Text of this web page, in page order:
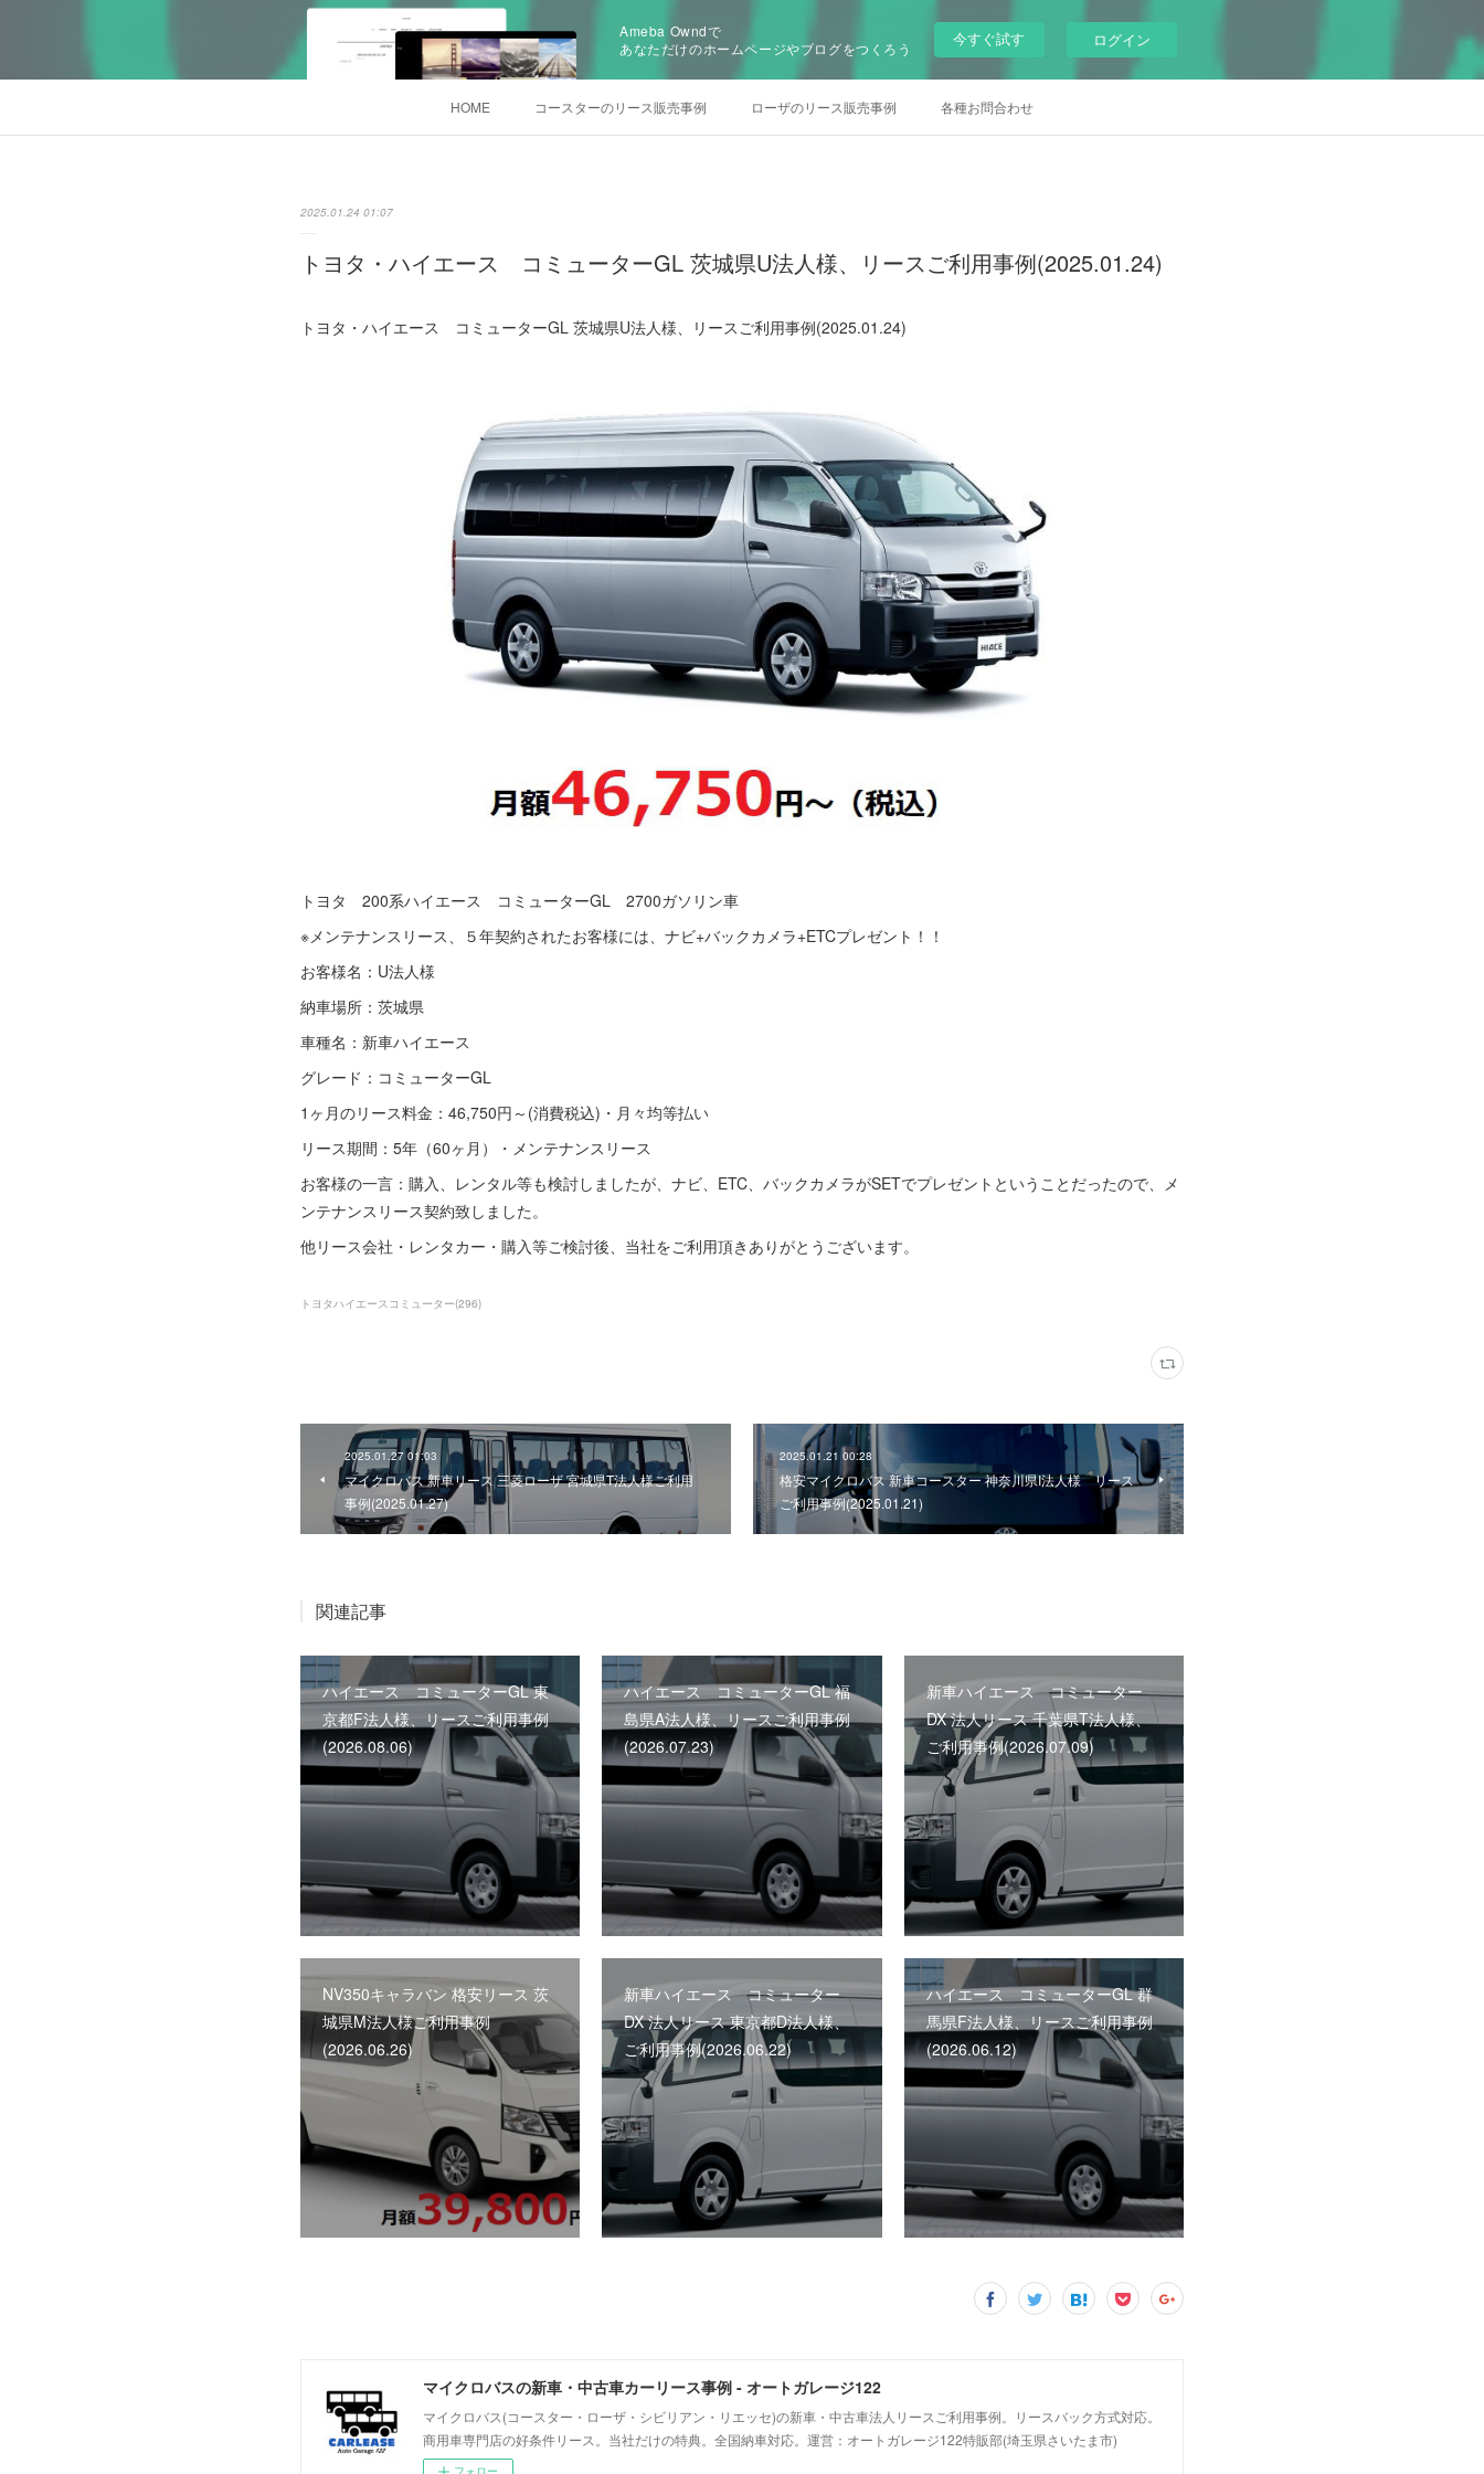
Ameba Owndで
あなただけのホームページやブログをつくろう
今すぐ試す ログイン
HOME コースターのリース販売事例 ローザのリース販売事例 各種お問合わせ
2025.01.24 01:07
トヨタ・ハイエース コミューターGL 茨城県U法人様、リースご利用事例(2025.01.24)
トヨタ・ハイエース コミューターGL 茨城県U法人様、リースご利用事例(2025.01.24)
トヨタ 200系ハイエース コミューターGL 2700ガソリン車
※メンテナンスリース、５年契約されたお客様には、ナビ+バックカメラ+ETCプレゼント！！
お客様名：U法人様
納車場所：茨城県
車種名：新車ハイエース
グレード：コミューターGL
1ヶ月のリース料金：46,750円～(消費税込)・月々均等払い
リース期間：5年（60ヶ月）・メンテナンスリース
お客様の一言：購入、レンタル等も検討しましたが、ナビ、ETC、バックカメラがSETでプレゼントということだったので、メ
ンテナンスリース契約致しました。
他リース会社・レンタカー・購入等ご検討後、当社をご利用頂きありがとうございます。
トヨタハイエースコミューター(296)
2025.01.27 01:03
マイクロバス 新車リース 三菱ローザ 宮城県T法人様ご利用
事例(2025.01.27)
2025.01.21 00:28
格安マイクロバス 新車コースター 神奈川県I法人様 リース
ご利用事例(2025.01.21)
関連記事
ハイエース コミューターGL 東
京都F法人様、リースご利用事例
(2026.08.06)
ハイエース コミューターGL 福
島県A法人様、リースご利用事例
(2026.07.23)
新車ハイエース コミューター
DX 法人リース 千葉県T法人様、
ご利用事例(2026.07.09)
NV350キャラバン 格安リース 茨
城県M法人様ご利用事例
(2026.06.26)
新車ハイエース コミューター
DX 法人リース 東京都D法人様、
ご利用事例(2026.06.22)
ハイエース コミューターGL 群
馬県F法人様、リースご利用事例
(2026.06.12)
マイクロバスの新車・中古車カーリース事例 - オートガレージ122
マイクロバス(コースター・ローザ・シビリアン・リエッセ)の新車・中古車法人リースご利用事例。リースバック方式対応。
商用車専門店の好条件リース。当社だけの特典。全国納車対応。運営：オートガレージ122特販部(埼玉県さいたま市)
フォロー